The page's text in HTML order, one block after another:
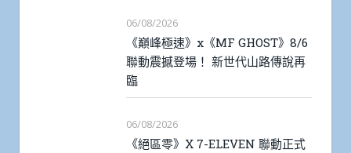
06/08/2026
《巔峰極速》x《MF GHOST》8/6
聯動震撼登場！ 新世代山路傳說再
臨
06/08/2026
《絕區零》X 7-ELEVEN 聯動正式